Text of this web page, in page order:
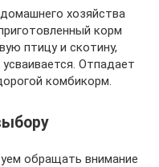
хозяйства
корм
птицу и скотину,
Отпадает
комбикорм.
обращать внимание